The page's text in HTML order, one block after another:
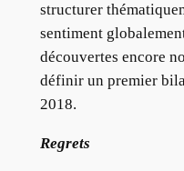
structurer
sentiment
découvertes encore
définir un premier
2018.
Regrets